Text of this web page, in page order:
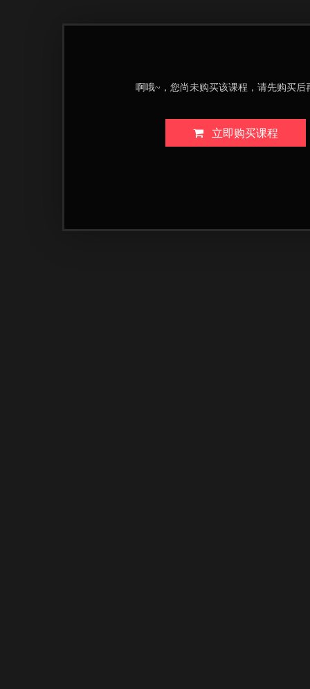
啊哦~，您尚未购买该课程，请先购买后
立即购买课程